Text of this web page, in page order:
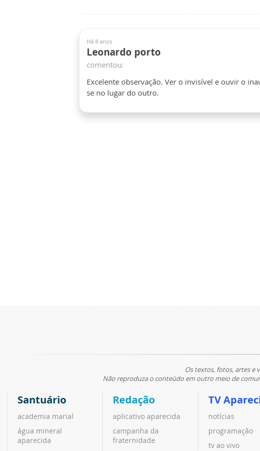
Há 8 anos
Leonardo porto
comentou:
Excelente observação. Ver o invisível e ouvir o
se no lugar do outro.
Os textos, fotos, artes e
Não reproduza o conteúdo em outro meio de
Santuário
academia marial
água mineral
aparecida
Redação
aplicativo aparecida
campanha da
fraternidade
TV
notícias
programação
tv ao vivo